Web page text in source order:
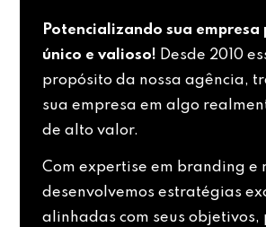
Potencializando sua empresa
único e valioso! Desde 2010
propósito da nossa agência,
sua empresa em algo
de alto valor.
Com expertise em branding e
desenvolvemos estratégias
alinhadas com seus objetivos,